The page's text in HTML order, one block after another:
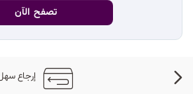
تصفح الآن
إرجاع سهل